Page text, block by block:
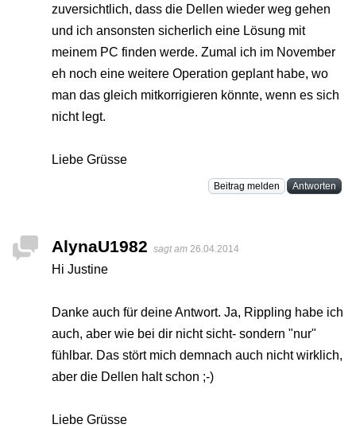
zuversichtlich, dass die Dellen wieder weg gehen
und ich ansonsten sicherlich eine Lösung mit
meinem PC finden werde. Zumal ich im November
eh noch eine weitere Operation geplant habe, wo
man das gleich mitkorrigieren könnte, wenn es sich
nicht legt.
Liebe Grüsse
Beitrag melden Antworten
AlynaU1982 sagt am 26.04.2014
Hi Justine
Danke auch für deine Antwort. Ja, Rippling habe ich
auch, aber wie bei dir nicht sicht- sondern "nur"
fühlbar. Das stört mich demnach auch nicht wirklich,
aber die Dellen halt schon ;-)
Liebe Grüsse